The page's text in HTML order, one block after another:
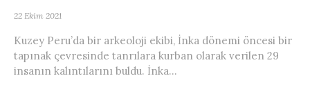
22 Ekim 2021
Kuzey Peru’da bir arkeoloji ekibi, İnka dönemi öncesi bir
tapınak çevresinde tanrılara kurban olarak verilen 29
insanın kalıntılarını buldu. İnka...